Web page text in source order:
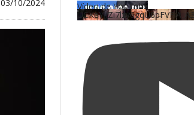
03/10/2024 Vídeo de YouTube